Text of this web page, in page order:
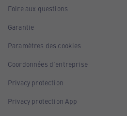
Foire aux questions
Garantie
Paramètres des cookies
Coordonnées d'entreprise
Privacy protection
Privacy protection App